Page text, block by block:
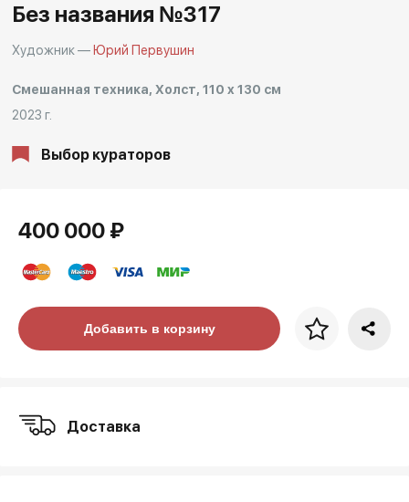
Без названия №317
Художник — Юрий Первушин
Смешанная техника, Холст, 110 x 130 см
2023 г.
Выбор кураторов
400 000 ₽
Цена за багетДобавить в корзину
Доставка